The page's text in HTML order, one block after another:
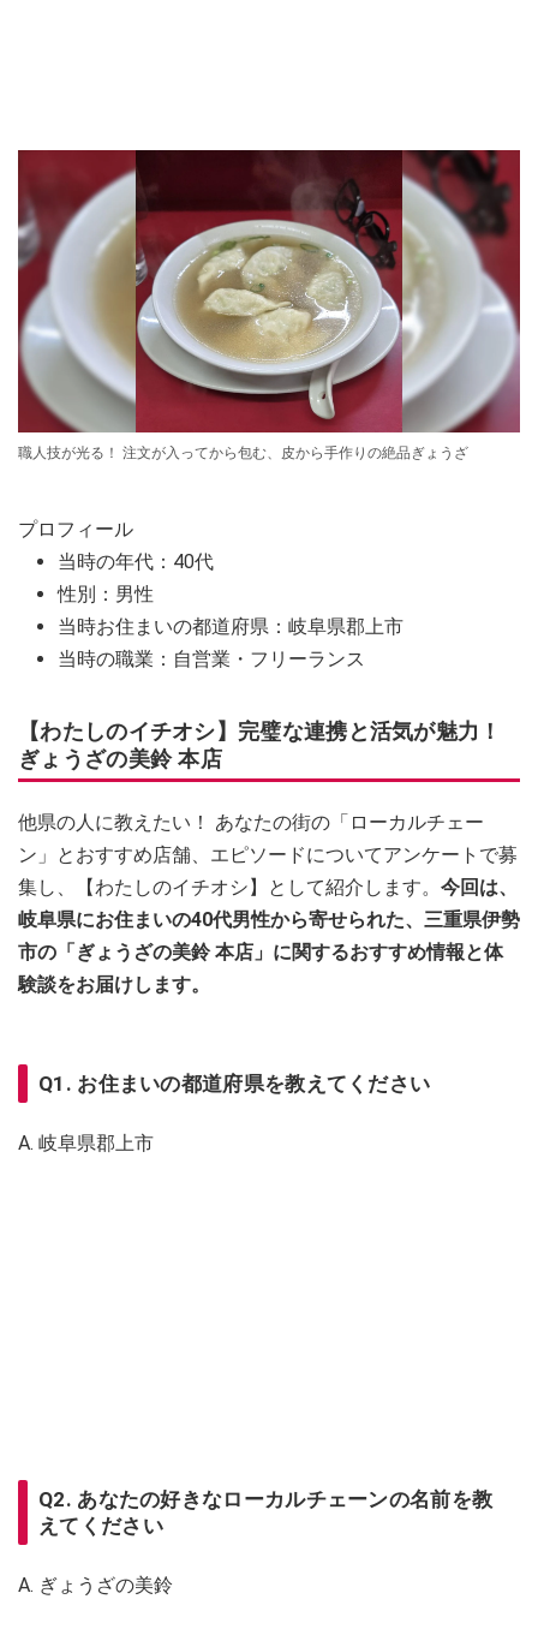
職人技が光る！ 注文が入ってから包む、皮から手作りの絶品ぎょうざ
プロフィール
当時の年代：40代
性別：男性
当時お住まいの都道府県：岐阜県郡上市
当時の職業：自営業・フリーランス
【わたしのイチオシ】完璧な連携と活気が魅力！
ぎょうざの美鈴 本店
他県の人に教えたい！ あなたの街の「ローカルチェー
ン」とおすすめ店舗、エピソードについてアンケートで募
集し、【わたしのイチオシ】として紹介します。 今回は、
岐阜県にお住まいの40代男性から寄せられた、三重県伊勢
市の「ぎょうざの美鈴 本店」に関するおすすめ情報と体
験談をお届けします。
Q1. お住まいの都道府県を教えてください
A. 岐阜県郡上市
Q2. あなたの好きなローカルチェーンの名前を教
えてください
A. ぎょうざの美鈴